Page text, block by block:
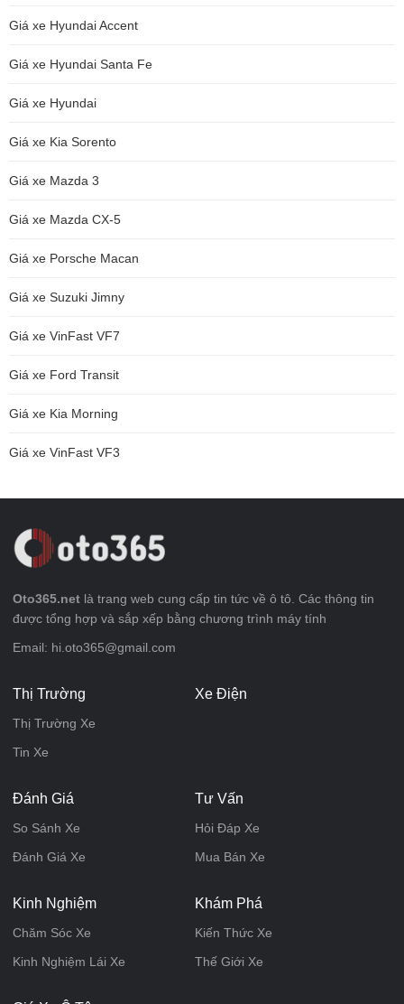
Giá xe Hyundai Accent
Giá xe Hyundai Santa Fe
Giá xe Hyundai
Giá xe Kia Sorento
Giá xe Mazda 3
Giá xe Mazda CX-5
Giá xe Porsche Macan
Giá xe Suzuki Jimny
Giá xe VinFast VF7
Giá xe Ford Transit
Giá xe Kia Morning
Giá xe VinFast VF3
Oto365.net là trang web cung cấp tin tức về ô tô. Các thông tin
được tổng hợp và sắp xếp bằng chương trình máy tính
Email: hi.oto365@gmail.com
Thị Trường
Thị Trường Xe
Tin Xe
Xe Điện
Đánh Giá
So Sánh Xe
Đánh Giá Xe
Tư Vấn
Hỏi Đáp Xe
Mua Bán Xe
Kinh Nghiệm
Chăm Sóc Xe
Kinh Nghiệm Lái Xe
Khám Phá
Kiến Thức Xe
Thế Giới Xe